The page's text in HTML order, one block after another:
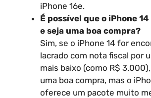
iPhone 16e.
É possível que o iPhone
e seja uma boa compra?
Sim, se o iPhone 14 for
lacrado com nota fiscal por
mais baixo (como R$
uma boa compra, mas o
oferece um pacote muito